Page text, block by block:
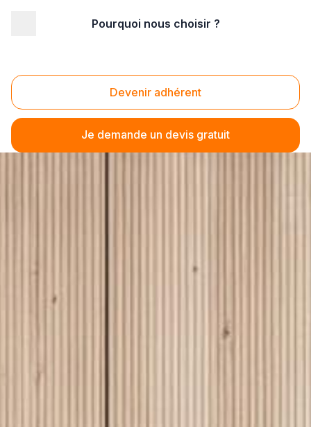
Pourquoi nous choisir ?
Devenir adhérent
Je demande un devis gratuit